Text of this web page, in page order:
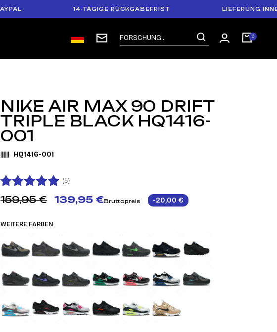
14-TÄGIGE RÜCKGABEFRIST LIEFERUNG INNERHALB
NIKE AIR MAX 90 DRIFT
TRIPLE BLACK HQ1416-
001
HQ1416-001
(5)
159,95 € 139,95 €Bruttopreis -20,00 €
WEITERE FARBEN